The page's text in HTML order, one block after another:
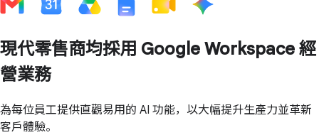
現代零售商均採用 Google Workspace 經
營業務
為每位員工提供直觀易用的 AI 功能，以大幅提升生產力並革新
客戶體驗。